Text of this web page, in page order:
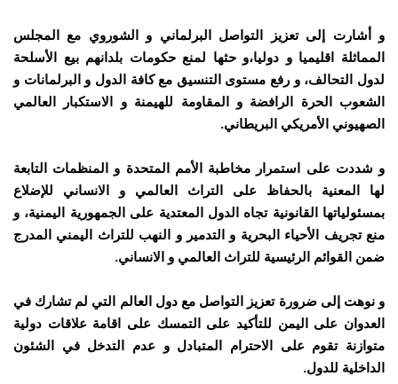
و أشارت إلى تعزيز التواصل البرلماني و الشوروي مع المجلس
المماثلة اقليميا و دوليا،و حثها لمنع حكومات بلدانهم بيع الأسلحة
لدول التحالف، و رفع مستوى التنسيق مع كافة الدول و البرلمانات و
الشعوب الحرة الرافضة و المقاومة للهيمنة و الاستكبار العالمي
الصهيوني الأمريكي البريطاني.
و شددت على استمرار مخاطبة الأمم المتحدة و المنظمات التابعة
لها المعنية بالحفاظ على التراث العالمي و الانساني للإضلاع
بمسئولياتها القانونية تجاه الدول المعتدية على الجمهورية اليمنية، و
منع تجريف الأحياء البحرية و التدمير و النهب للتراث اليمني المدرج
ضمن القوائم الرئيسية للتراث العالمي و الانساني.
و نوهت إلى ضرورة تعزيز التواصل مع دول العالم التي لم تشارك في
العدوان على اليمن للتأكيد على التمسك على اقامة علاقات دولية
متوازنة تقوم على الاحترام المتبادل و عدم التدخل في الشئون
الداخلية للدول.